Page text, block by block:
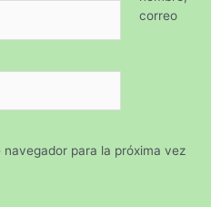
correo
para la próxima vez